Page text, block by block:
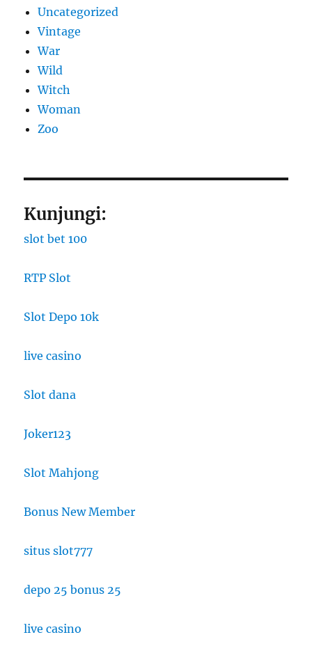
Uncategorized
Vintage
War
Wild
Witch
Woman
Zoo
Kunjungi:
slot bet 100
RTP Slot
Slot Depo 10k
live casino
Slot dana
Joker123
Slot Mahjong
Bonus New Member
situs slot777
depo 25 bonus 25
live casino